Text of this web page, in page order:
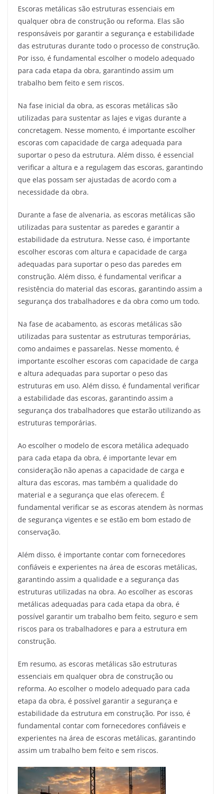
Escoras metálicas são estruturas essenciais em
qualquer obra de construção ou reforma. Elas são
responsáveis por garantir a segurança e estabilidade
das estruturas durante todo o processo de construção.
Por isso, é fundamental escolher o modelo adequado
para cada etapa da obra, garantindo assim um
trabalho bem feito e sem riscos.
Na fase inicial da obra, as escoras metálicas são
utilizadas para sustentar as lajes e vigas durante a
concretagem. Nesse momento, é importante escolher
escoras com capacidade de carga adequada para
suportar o peso da estrutura. Além disso, é essencial
verificar a altura e a regulagem das escoras, garantindo
que elas possam ser ajustadas de acordo com a
necessidade da obra.
Durante a fase de alvenaria, as escoras metálicas são
utilizadas para sustentar as paredes e garantir a
estabilidade da estrutura. Nesse caso, é importante
escolher escoras com altura e capacidade de carga
adequadas para suportar o peso das paredes em
construção. Além disso, é fundamental verificar a
resistência do material das escoras, garantindo assim a
segurança dos trabalhadores e da obra como um todo.
Na fase de acabamento, as escoras metálicas são
utilizadas para sustentar as estruturas temporárias,
como andaimes e passarelas. Nesse momento, é
importante escolher escoras com capacidade de carga
e altura adequadas para suportar o peso das
estruturas em uso. Além disso, é fundamental verificar
a estabilidade das escoras, garantindo assim a
segurança dos trabalhadores que estarão utilizando as
estruturas temporárias.
Ao escolher o modelo de escora metálica adequado
para cada etapa da obra, é importante levar em
consideração não apenas a capacidade de carga e
altura das escoras, mas também a qualidade do
material e a segurança que elas oferecem. É
fundamental verificar se as escoras atendem às normas
de segurança vigentes e se estão em bom estado de
conservação.
Além disso, é importante contar com fornecedores
confiáveis e experientes na área de escoras metálicas,
garantindo assim a qualidade e a segurança das
estruturas utilizadas na obra. Ao escolher as escoras
metálicas adequadas para cada etapa da obra, é
possível garantir um trabalho bem feito, seguro e sem
riscos para os trabalhadores e para a estrutura em
construção.
Em resumo, as escoras metálicas são estruturas
essenciais em qualquer obra de construção ou
reforma. Ao escolher o modelo adequado para cada
etapa da obra, é possível garantir a segurança e
estabilidade da estrutura em construção. Por isso, é
fundamental contar com fornecedores confiáveis e
experientes na área de escoras metálicas, garantindo
assim um trabalho bem feito e sem riscos.